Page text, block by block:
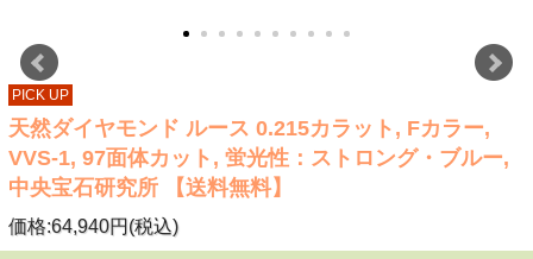
PICK UP
天然ダイヤモンド ルース 0.215カラット, Fカラー,
VVS-1, 97面体カット, 蛍光性：ストロング・ブルー,
中央宝石研究所 【送料無料】
価格:64,940円(税込)